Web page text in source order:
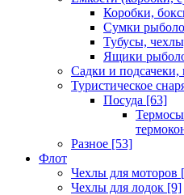
Коробки,
Сумки
Тубусы,
Ящики
Садки и
Туристическое
Посуда [63]
Разное [53]
Флот
Чехлы для моторов
Чехлы для лодок [9]